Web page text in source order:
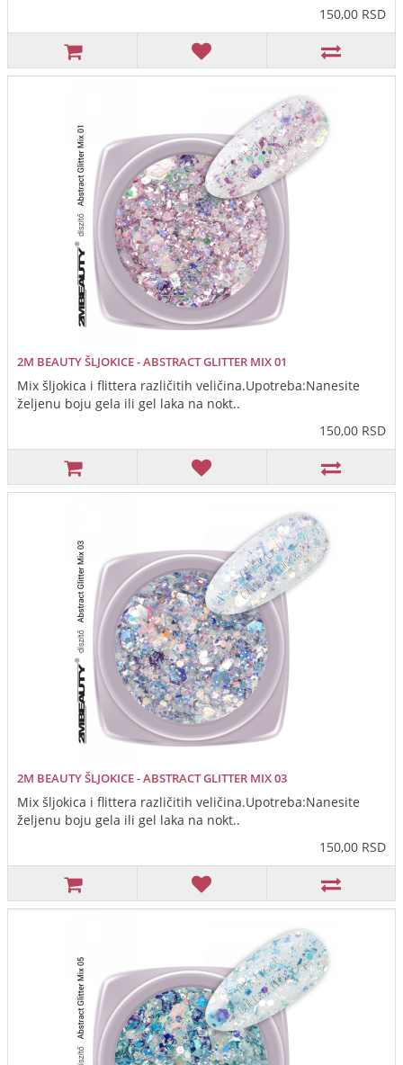
150,00 RSD
2M BEAUTY ŠLJOKICE - ABSTRACT GLITTER MIX 01
Mix šljokica i flittera različitih veličina.Upotreba:Nanesite
željenu boju gela ili gel laka na nokt..
150,00 RSD
2M BEAUTY ŠLJOKICE - ABSTRACT GLITTER MIX 03
Mix šljokica i flittera različitih veličina.Upotreba:Nanesite
željenu boju gela ili gel laka na nokt..
150,00 RSD